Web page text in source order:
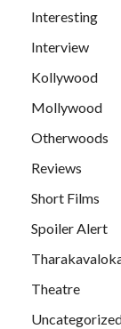
Interesting
Interview
Kollywood
Mollywood
Otherwoods
Reviews
Short Films
Spoiler Alert
Theatre